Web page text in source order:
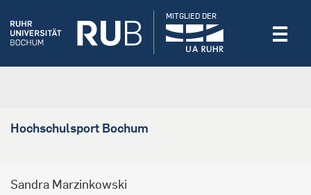
MITGLIED DER
Hochschulsport Bochum
Sandra Marzinkowski